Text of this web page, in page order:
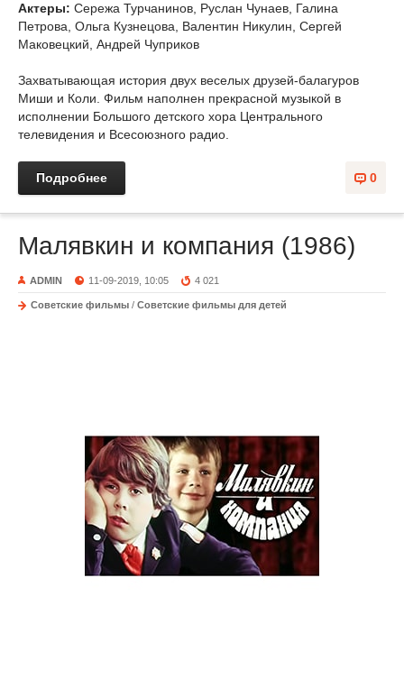
Актеры: Сережа Турчанинов, Руслан Чунаев, Галина
Петрова, Ольга Кузнецова, Валентин Никулин, Сергей
Маковецкий, Андрей Чуприков
Захватывающая история двух веселых друзей-балагуров
Миши и Коли. Фильм наполнен прекрасной музыкой в
исполнении Большого детского хора Центрального
телевидения и Всесоюзного радио.
0
Подробнее
Малявкин и компания (1986)
ADMIN 11-09-2019, 10:05 4 021
Советские фильмы / Советские фильмы для детей